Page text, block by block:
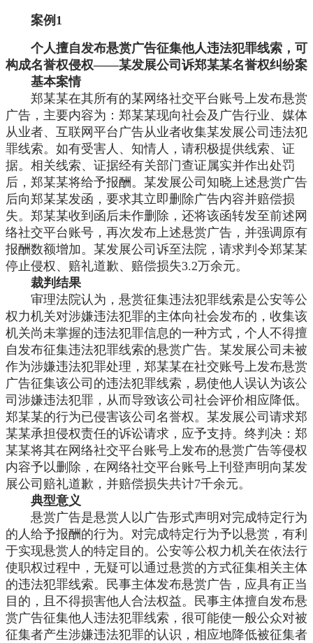
案例 1
个人擅自发布悬赏广告征集他人违法犯罪线索，可
构成名誉权侵权——某发展公司诉郑某某名誉权纠纷案
基本案情
郑某某在其所有的某网络社交平台账号上发布悬赏
广告，主要内容为：郑某某现向社会及广告行业、媒体
从业者、互联网平台广告从业者收集某发展公司违法犯
罪线索。如有受害人、知情人，请积极提供线索、证
据。相关线索、证据经有关部门查证属实并作出处罚
后，郑某某将给予报酬。某发展公司知晓上述悬赏广告
后向郑某某发函，要求其立即删除广告内容并赔偿损
失。郑某某收到函后未作删除，还将该函转发至前述网
络社交平台账号，再次发布上述悬赏广告，并强调原有
报酬数额增加。某发展公司诉至法院，请求判令郑某某
停止侵权、赔礼道歉、赔偿损失3.2万余元。
裁判结果
审理法院认为，悬赏征集违法犯罪线索是公安等公
权力机关对涉嫌违法犯罪的主体向社会发布的，收集该
机关尚未掌握的违法犯罪信息的一种方式，个人不得擅
自发布征集违法犯罪线索的悬赏广告。某发展公司未被
作为涉嫌违法犯罪处理，郑某某在社交账号上发布悬赏
广告征集该公司的违法犯罪线索，易使他人误认为该公
司涉嫌违法犯罪，从而导致该公司社会评价相应降低。
郑某某的行为已侵害该公司名誉权。某发展公司请求郑
某某承担侵权责任的诉讼请求，应予支持。终判决：郑
某某将其在网络社交平台账号上发布的悬赏广告等侵权
内容予以删除，在网络社交平台账号上刊登声明向某发
展公司赔礼道歉，并赔偿损失共计7千余元。
典型意义
悬赏广告是悬赏人以广告形式声明对完成特定行为
的人给予报酬的行为。对完成特定行为予以悬赏，有利
于实现悬赏人的特定目的。公安等公权力机关在依法行
使职权过程中，无疑可以通过悬赏的方式征集相关主体
的违法犯罪线索。民事主体发布悬赏广告，应具有正当
目的，且不得损害他人合法权益。民事主体擅自发布悬
赏广告征集他人违法犯罪线索，很可能使一般公众对被
征集者产生涉嫌违法犯罪的认识，相应地降低被征集者